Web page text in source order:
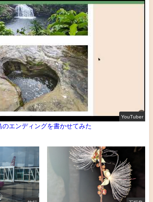
YouTuber
のエンディングを書かせてみた